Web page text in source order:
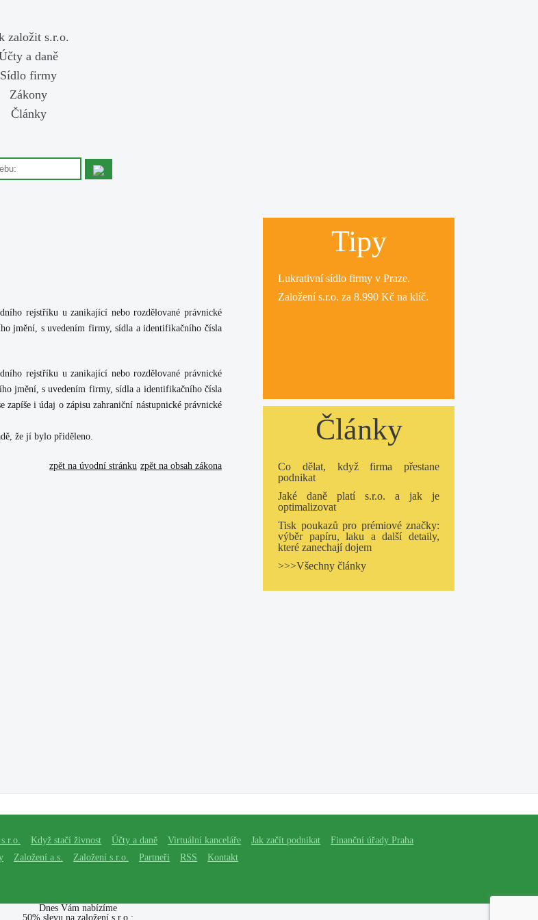
založit s.r.o.
a daně
Sídlo firmy
Zákony
Články
rejstříku u zanikající nebo rozdělované právnické
jmění, s uvedením firmy, sídla a identifikačního čísla
rejstříku u zanikající nebo rozdělované právnické
jmění, s uvedením firmy, sídla a identifikačního čísla
zapíše i údaj o zápisu zahraniční nástupnické právnické
že jí bylo přiděleno.
zpět na obsah zákona
zpět na úvodní stránku
Tipy
Lukrativnísídlo firmy v Praze.
Založení s.r.o. za 8.990 Kč na klíč.
Články
Co dělat, když firma přestane
podnikat
Jaké daně platí s.r.o. a jak je
optimalizovat
Tisk poukazů pro prémiové značky:
výběr papíru, laku a další detaily,
které zanechají dojem
>>>Všechny články
Když stačí živnost Účty a daně Virtuální kanceláře Jak začít podnikat
Finanční úřady Praha
Založení a.s. Založení s.r.o. Partneři RSS Kontakt
Dnes Vám nabízíme
50% slevu na založení s.r.o.: